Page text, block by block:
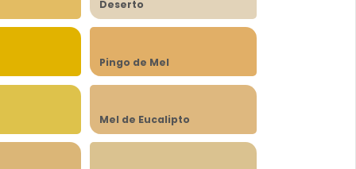
Deserto
Pingo de Mel
Mel de Eucalipto